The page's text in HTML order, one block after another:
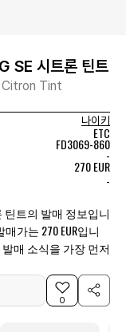
SE 시트론 틴트
Citron Tint
나이키
ETC
FD3069-860
-
270 EUR
-
틴트의 발매 정보입니
가는 270 EUR입니
매 소식을 가장 먼저
0